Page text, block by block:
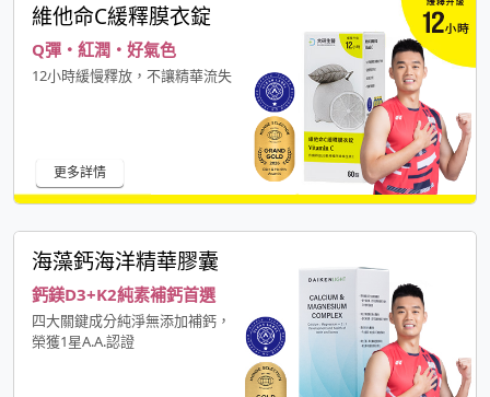
維他命C緩釋膜衣錠
Q彈・紅潤・好氣色
12小時緩慢釋放，不讓精華流失
更多詳情
海藻鈣海洋精華膠囊
鈣鎂D3+K2純素補鈣首選
四大關鍵成分純淨無添加補鈣，
榮獲1星A.A.認證